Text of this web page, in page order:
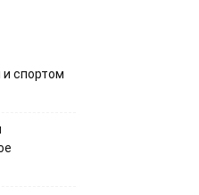
и спортом